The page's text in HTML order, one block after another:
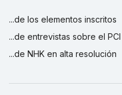
...de los elementos inscritos
...de entrevistas sobre el PCI
...de NHK en alta resolución